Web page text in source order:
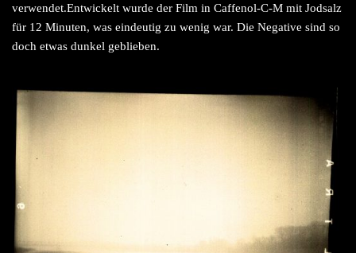
verwendet.Entwickelt wurde der Film in Caffenol-C-M mit Jodsalz
für 12 Minuten, was eindeutig zu wenig war. Die Negative sind so
doch etwas dunkel geblieben.